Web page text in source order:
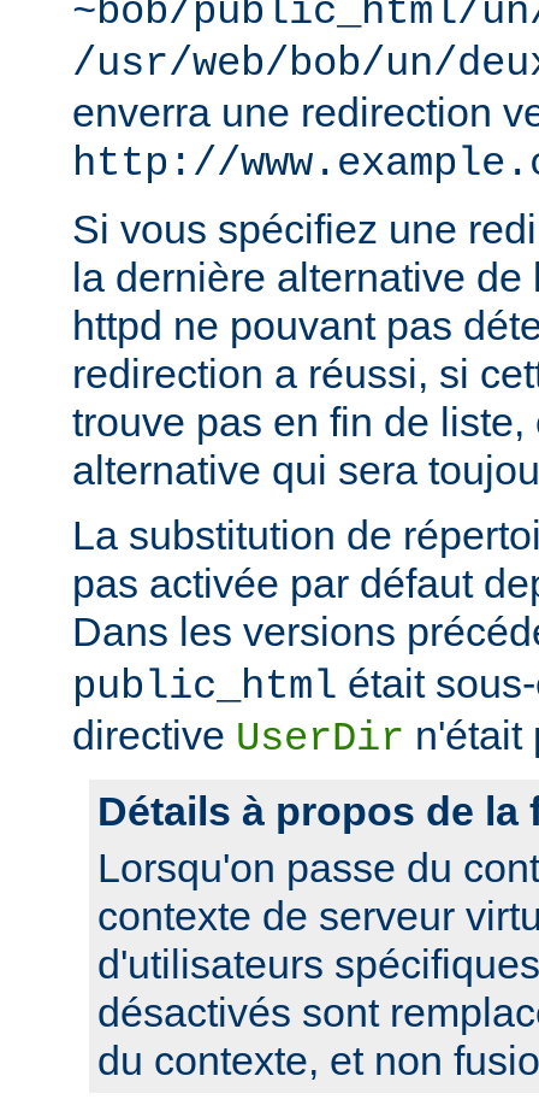
~bob/public_html/
/usr/web/bob/un/
enverra une redirection
http://
Si vous spécifiez une
la dernière alternative
httpd ne pouvant pas
redirection a réussi, si
trouve pas en fin de liste,
alternative qui sera
La substitution de
pas activée par défaut
Dans les versions
public_html était
directive UserDir n'était
Détails à propos de la
Lorsqu'on passe du
contexte de serveur
d'utilisateurs
désactivés sont
du contexte, et non